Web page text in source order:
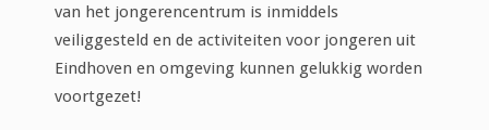
van het jongerencentrum is inmiddels
veiliggesteld en de activiteiten voor jongeren uit
Eindhoven en omgeving kunnen gelukkig worden
voortgezet!